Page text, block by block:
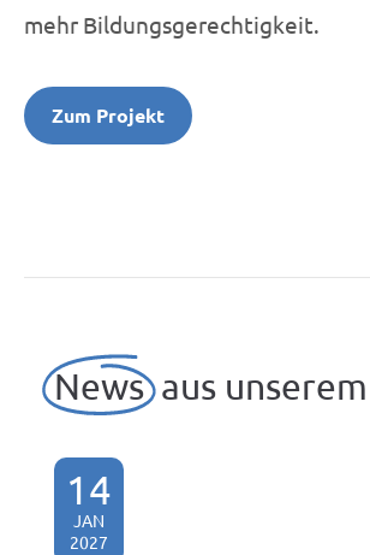
mehr Bildungsgerechtigkeit.
Zum Projekt
Newsaus
14
JAN
2027